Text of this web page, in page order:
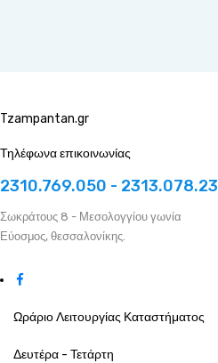
Tzampantan.gr
Τηλέφωνα επικοινωνίας
2310.769.050 -
Σωκράτους 8 - Μεσολογγίου γωνία
Εύοσμος, θεσσαλονίκης.
Ωράριο Λειτουργίας Καταστήματος
Δευτέρα - Τετάρτη